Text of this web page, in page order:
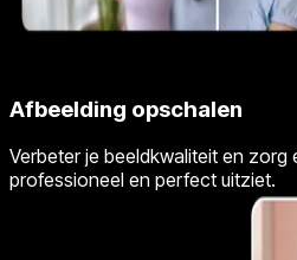
Afbeelding opschalen
Verbeter je beeldkwaliteit en zorg
professioneel en perfect uitziet.